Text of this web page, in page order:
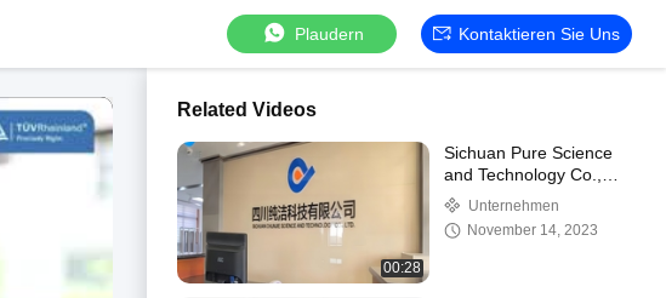
Plaudern Kontaktieren Sie Uns
Related Videos
00:28
Sichuan Pure Science
and Technology Co.,
Ltd. Ultrareines Wasser
und reines
Wassersystem
Unternehmen
November 14, 2023